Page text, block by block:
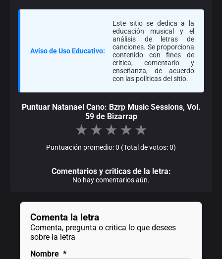
Aviso de Uso Educativo:
Este sitio se dedica a la
educación musical y el
análisis de letras de
canciones. Se proporciona
contenido con fines de
crítica, comentario y
enseñanza, de acuerdo
con las políticas del sitio.
Puntuar Natanael Cano: Bzrp Music Sessions, Vol.
59 de Bizarrap
★ ★ ★ ★ ★
Puntuación promedio: 0 (Total de votos: 0)
Comentarios y criticas de la letra:
No hay comentarios aún.
Comenta la letra
Comenta, pregunta o critica lo que desees
sobre la letra
Nombre *